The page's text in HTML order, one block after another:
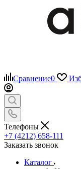
Сравнение0
Телефоны
+7 (4212) 658-111
Заказать звонок
Каталог